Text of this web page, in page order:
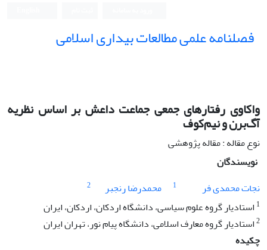
فصلنامه علمی مطالعات بیداری اسلامی
واکاوی رفتارهای جمعی جماعت داعش بر اساس نظریه
آگ‌برن و نیم‌کوف
نوع مقاله : مقاله پژوهشی
نویسندگان
نجات محمدی فر
1 محمدرضا رنجبر
2
1 استادیار گروه علوم سیاسی، دانشگاه اردکان، اردکان، ایران
2استادیار گروه معارف اسلامی،‌ دانشگاه پیام نور، تهران ایران
چکیده